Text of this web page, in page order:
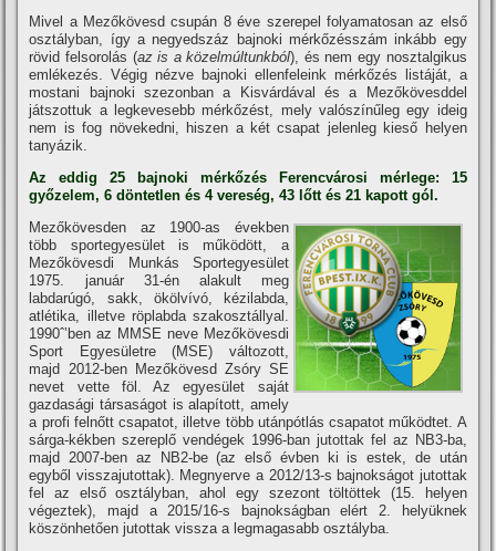
Mivel a Mezőkövesd csupán 8 éve szerepel folyamatosan az első
osztályban, így a negyedszáz bajnoki mérkőzésszám inkább egy
rövid felsorolás (az is a közelmúltunkból), és nem egy nosztalgikus
emlékezés. Végig nézve bajnoki ellenfeleink mérkőzés listáját, a
mostani bajnoki szezonban a Kisvárdával és a Mezőkövesddel
játszottuk a legkevesebb mérkőzést, mely valószínűleg egy ideig
nem is fog növekedni, hiszen a két csapat jelenleg kieső helyen
tanyázik.
Az eddig 25 bajnoki mérkőzés Ferencvárosi mérlege: 15
győzelem, 6 döntetlen és 4 vereség, 43 lőtt és 21 kapott gól.
Mezőkövesden az 1900-as években
több sportegyesület is működött, a
Mezőkövesdi Munkás Sportegyesület
1975. január 31-én alakult meg
labdarúgó, sakk, ökölvívó, kézilabda,
atlétika, illetve röplabda szakosztállyal.
1990ˆ’ben az MMSE neve Mezőkövesdi
Sport Egyesületre (MSE) változott,
majd 2012-ben Mezőkövesd Zsóry SE
nevet vette föl. Az egyesület saját
gazdasági társaságot is alapított, amely
a profi felnőtt csapatot, illetve több utánpótlás csapatot működtet. A
sárga-kékben szereplő vendégek 1996-ban jutottak fel az NB3-ba,
majd 2007-ben az NB2-be (az első évben ki is estek, de után
egyből visszajutottak). Megnyerve a 2012/13-s bajnokságot jutottak
fel az első osztályban, ahol egy szezont töltöttek (15. helyen
végeztek), majd a 2015/16-s bajnokságban elért 2. helyüknek
köszönhetően jutottak vissza a legmagasabb osztályba.